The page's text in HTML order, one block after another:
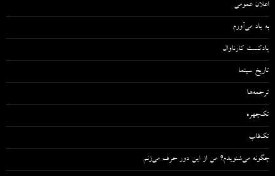
اعلان عمومی
به یاد می‌آورم
پادکست کارناوال
تاریخ سینما
ترجمه‌ها
تک‌چهره
تک‌قاب
چگونه می‌شنویدم؟ من از این دور حرف می‌زنم